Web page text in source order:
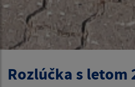
Rozlúčka s letom